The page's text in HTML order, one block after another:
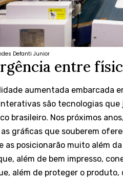
Defanti Junior
entre
aumentada embarcada
são tecnologias
brasileiro. Nos próximos
gráficas que souberem
as posicionarão muito além
além de bem impresso,
além de proteger o